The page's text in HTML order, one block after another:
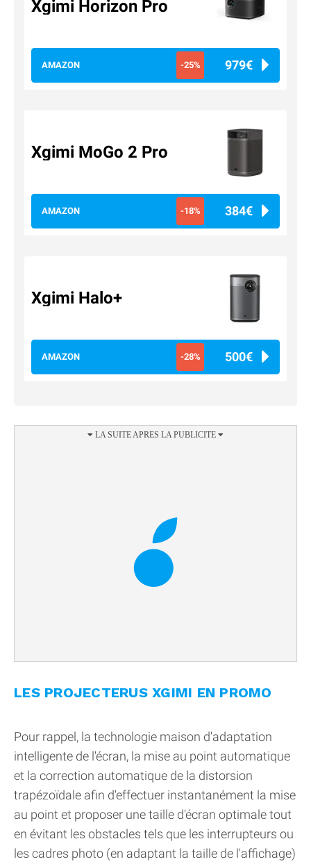
Xgimi Horizon Pro
AMAZON -25% 979€
Xgimi MoGo 2 Pro
AMAZON -18% 384€
Xgimi Halo+
AMAZON -28% 500€
LES PROJECTERUS XGIMI EN PROMO
Pour rappel, la technologie maison d'adaptation
intelligente de l'écran, la mise au point automatique
et la correction automatique de la distorsion
trapézoïdale afin d'effectuer instantanément la mise
au point et proposer une taille d'écran optimale tout
en évitant les obstacles tels que les interrupteurs ou
les cadres photo (en adaptant la taille de l'affichage)